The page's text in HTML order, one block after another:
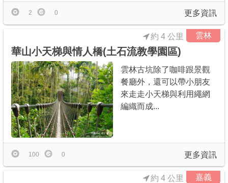
更多資訊
2 0
雲林
華山小天梯與情人橋(土石流教學園區)
約 4 公里
雲林古坑除了咖啡跟景觀
餐廳外，還可以帶小朋友
來走走小天梯與利用繩網
編織而成...
更多資訊
100 0
嘉義
約 4 公里